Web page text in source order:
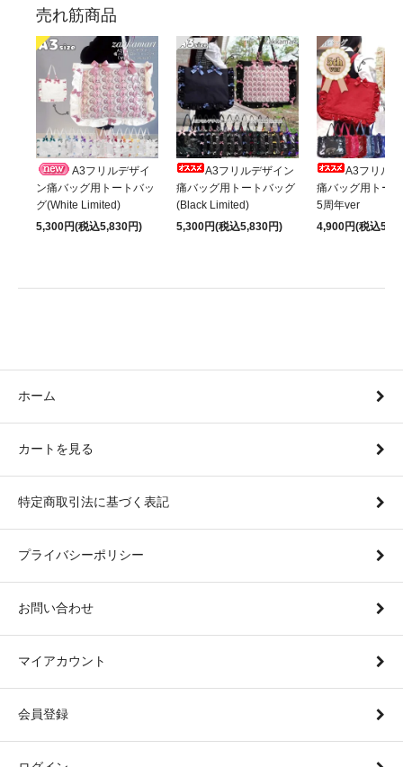
売れ筋商品
A3フリルデザイ
ン痛バッグ用トートバッ
グ(White Limited)
5,300円(税込5,830円)
A3フリルデザイン
痛バッグ用トートバッグ
(Black Limited)
5,300円(税込5,830円)
A3フリル
痛バッグ用トー
5周年ver
4,900円(税込
ホーム
カートを見る
特定商取引法に基づく表記
プライバシーポリシー
お問い合わせ
マイアカウント
会員登録